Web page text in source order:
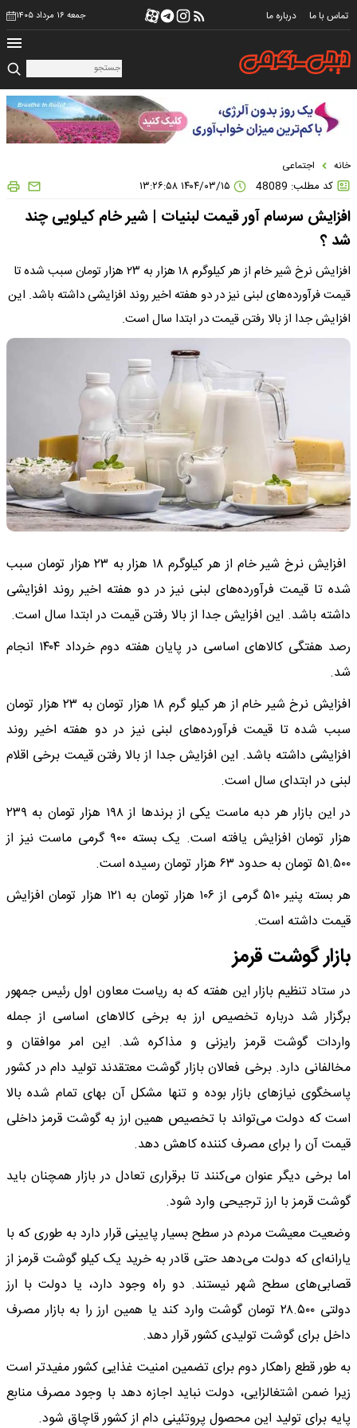
تماس با ما درباره ما جمعه ۱۶ مرداد ۱۴۰۵
خانه اجتماعی
کد مطلب: 48089
افزایش سرسام آور قیمت لبنیات | شیر خام کیلویی چند
شد ؟
افزایش نرخ شیر خام از هر کیلوگرم ۱۸ هزار به ۲۳ هزار تومان سبب شده تا
قیمت فرآورده‌های لبنی نیز در دو هفته اخیر روند افزایشی داشته باشد. این
افزایش جدا از بالا رفتن قیمت در ابتدا سال است.
افزایش نرخ شیر خام از هر کیلوگرم ۱۸ هزار به ۲۳ هزار تومان سبب
شده تا قیمت فرآورده‌های لبنی نیز در دو هفته اخیر روند افزایشی
داشته باشد. این افزایش جدا از بالا رفتن قیمت در ابتدا سال است.
رصد هفتگی کالاهای اساسی در پایان هفته دوم خرداد ۱۴۰۴ انجام
شد.
افزایش نرخ شیر خام از هر کیلو گرم ۱۸ هزار تومان به ۲۳ هزار تومان
سبب شده تا قیمت فرآورده‌های لبنی نیز در دو هفته اخیر روند
افزایشی داشته باشد. این افزایش جدا از بالا رفتن قیمت برخی اقلام
لبنی در ابتدای سال است.
در این بازار هر دبه ماست یکی از برندها از ۱۹۸ هزار تومان به ۲۳۹
هزار تومان افزایش یافته است. یک بسته ۹۰۰ گرمی ماست نیز از
۵۱.۵۰۰ تومان به حدود ۶۳ هزار تومان رسیده است.
هر بسته پنیر ۵۱۰ گرمی از ۱۰۶ هزار تومان به ۱۲۱ هزار تومان افزایش
قیمت داشته است.
بازار گوشت قرمز
در ستاد تنظیم بازار این هفته که به ریاست معاون اول رئیس جمهور
برگزار شد درباره تخصیص ارز به برخی کالاهای اساسی از جمله
واردات گوشت قرمز رایزنی و مذاکره شد. این امر موافقان و
مخالفانی دارد. برخی فعالان بازار گوشت معتقدند تولید دام در کشور
پاسخگوی نیازهای بازار بوده و تنها مشکل آن بهای تمام شده بالا
است که دولت می‌تواند با تخصیص همین ارز به گوشت قرمز داخلی
قیمت آن را برای مصرف کننده کاهش دهد.
اما برخی دیگر عنوان می‌کنند تا برقراری تعادل در بازار همچنان باید
گوشت قرمز با ارز ترجیحی وارد شود.
وضعیت معیشت مردم در سطح بسیار پایینی قرار دارد به طوری که با
یارانه‌ای که دولت می‌دهد حتی قادر به خرید یک کیلو گوشت قرمز از
قصابی‌های سطح شهر نیستند. دو راه وجود دارد، یا دولت با ارز
دولتی ۲۸.۵۰۰ تومان گوشت وارد کند یا همین ارز را به بازار مصرف
داخل برای گوشت تولیدی کشور قرار دهد.
به طور قطع راهکار دوم برای تضمین امنیت غذایی کشور مفیدتر است
زیرا ضمن اشتغالزایی، دولت نباید اجازه دهد با وجود مصرف منابع
پایه برای تولید این محصول پروتئینی دام از کشور قاچاق شود.